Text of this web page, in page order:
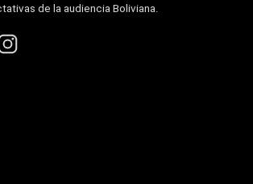
de la audiencia Boliviana.